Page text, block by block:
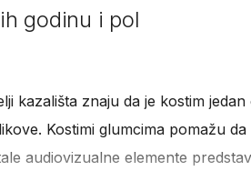
godinu i pol
kazališta znaju da je kostim jedan
Kostimi glumcima pomažu da
audiovizualne elemente